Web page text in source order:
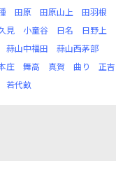
田原 田原山上
田羽根
見 小童谷 日名
日野上
蒜山中福田
蒜山西茅部
庄 舞高 真賀 曲り
正吉
若代畝